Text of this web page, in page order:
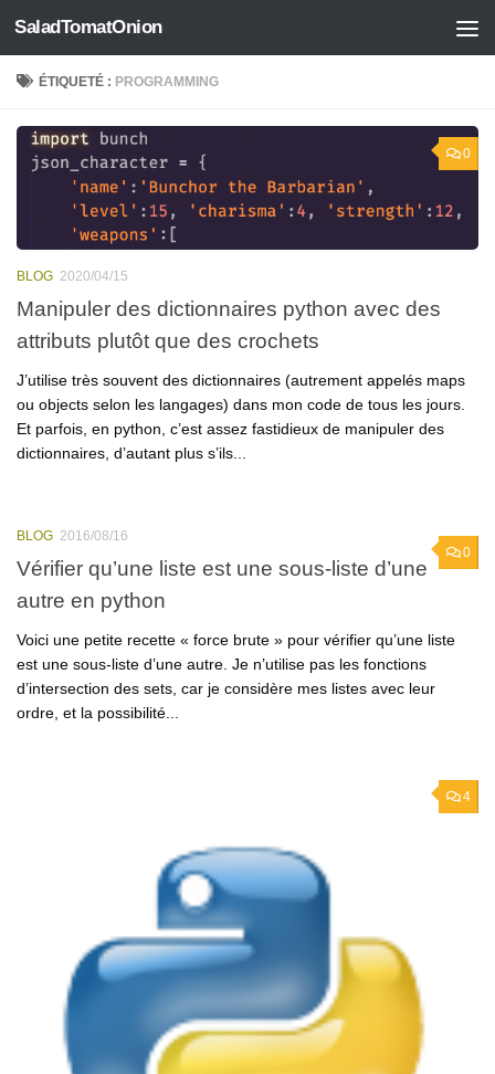
Skip to content
SaladTomatOnion
ÉTIQUETÉ : PROGRAMMING
0
BLOG 2020/04/15
Manipuler des dictionnaires python avec des
attributs plutôt que des crochets
J’utilise très souvent des dictionnaires (autrement appelés maps
ou objects selon les langages) dans mon code de tous les jours.
Et parfois, en python, c’est assez fastidieux de manipuler des
dictionnaires, d’autant plus s’ils...
0
BLOG 2016/08/16
Vérifier qu’une liste est une sous-liste d’une
autre en python
Voici une petite recette « force brute » pour vérifier qu’une liste
est une sous-liste d’une autre. Je n’utilise pas les fonctions
d’intersection des sets, car je considère mes listes avec leur
ordre, et la possibilité...
4